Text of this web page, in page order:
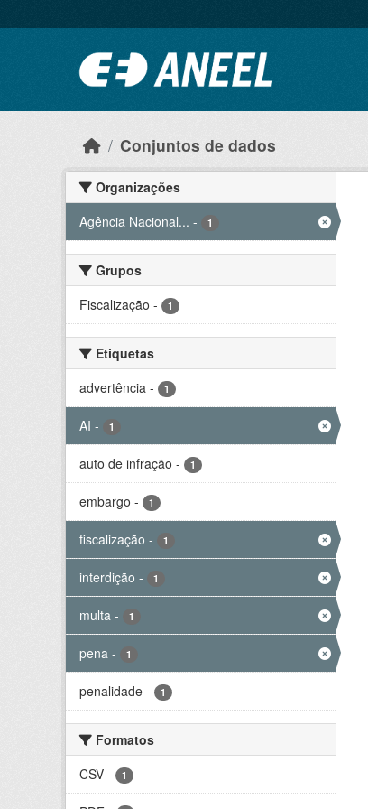
Conjuntos de dados
Organizações
Agência Nacional... - 1
Grupos
Fiscalização - 1
Etiquetas
advertência - 1
AI - 1
auto de infração - 1
embargo - 1
fiscalização - 1
interdição - 1
multa - 1
pena - 1
penalidade - 1
Formatos
CSV - 1